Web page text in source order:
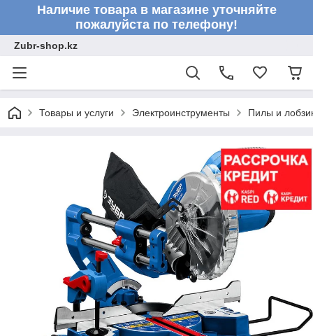
Наличие товара в магазине уточняйте
пожалуйста по телефону!
Zubr-shop.kz
Товары и услуги Электроинструменты Пилы и